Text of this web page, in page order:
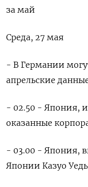
за май
Среда, 27 мая
- В Германии
апрельские
- 02.50 - Япония,
оказанные
- 03.00 - Япония,
Японии ‌Казуо